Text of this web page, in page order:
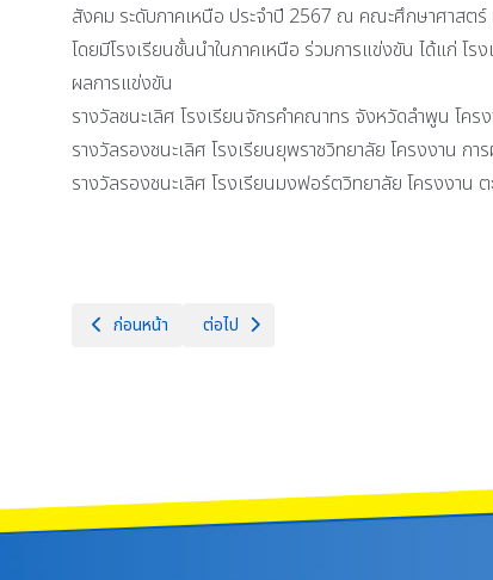
สังคม ระดับภาคเหนือ ประจำปี 2567 ณ คณะศึกษาศาสตร์
โดยมีโรงเรียนชั้นนำในภาคเหนือ ร่วมการแข่งขัน ได้แก่
ผลการแข่งขัน
รางวัลชนะเลิศ โรงเรียนจักรคำคณาทร จังหวัดลำพูน โค
รางวัลรองชนะเลิศ โรงเรียนยุพราชวิทยาลัย โครงงาน กา
รางวัลรองชนะเลิศ โรงเรียนมงฟอร์ตวิทยาลัย โครงงาน
เนื้อหาก่อนหน้า: ขอแสดงความยินดีกับ วงโยธวาทิต โรงเรี
ก่อนหน้า เนื้อหาถัดไป: ประมวลผลภาพกิจกรรม งาน
ต่อไป